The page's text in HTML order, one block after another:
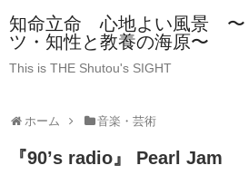
知命立命 心地よい風景 〜
ツ・知性と教養の海原〜
This is THE Shutou's SIGHT
ホーム 音楽・芸術
『90’s radio』 Pearl Jam